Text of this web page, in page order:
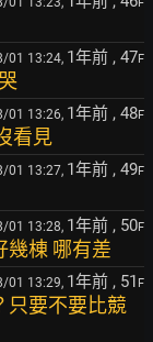
01 13:24, 1年前 , 47F
01 13:26, 1年前 , 48F
看見
01 13:27, 1年前 , 49F
01 13:28, 1年前 , 50F
幾棟 哪有差
01 13:29, 1年前 , 51 F
只要不要比競